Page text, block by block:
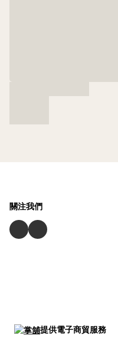
關注我們
提供電子商貿服務